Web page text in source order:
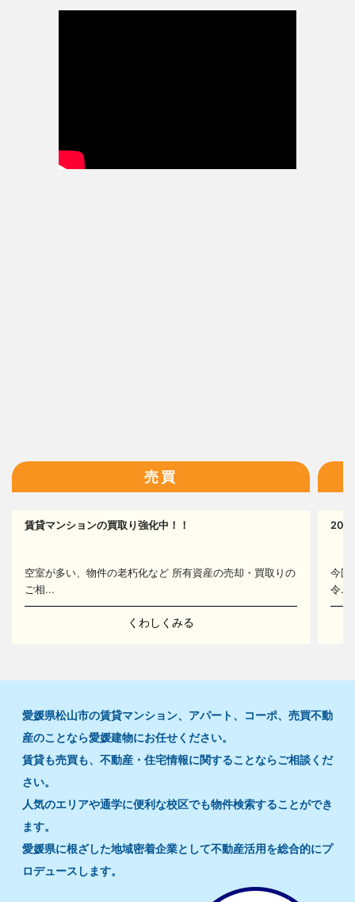
16
16
売買
賃貸マンションの買取り強化中！！
空室が多い、物件の老朽化など 所有資産の売却・買取りの
ご相...
くわしくみる
今回
令...
愛媛県松山市の賃貸マンション、アパート、コーポ、売買不動
産のことなら愛媛建物にお任せください。
賃貸も売買も、不動産・住宅情報に関することならご相談くだ
さい。
人気のエリアや通学に便利な校区でも物件検索することができ
ます。
愛媛県に根ざした地域密着企業として不動産活用を総合的にプ
ロデュースします。